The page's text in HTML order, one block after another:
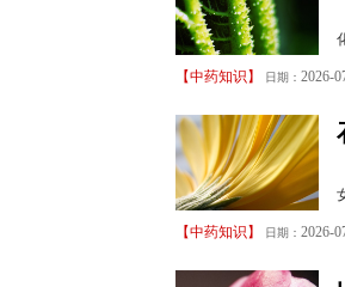
【中药知识 】 日期： 2026-
【中药知识 】 日期： 2026-